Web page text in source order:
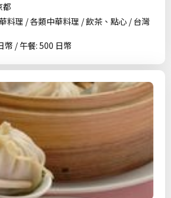
都
料理 / 各類中華料理 / 飲茶、點心 / 台灣
幣 / 午餐: 500 日幣